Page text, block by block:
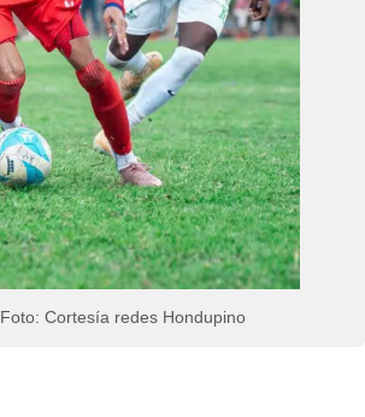
Foto: Cortesía redes Hondupino